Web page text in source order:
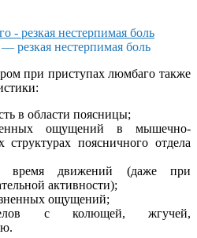
резкая нестерпимая боль
при приступах люмбаго также
в области поясницы;
ощущений в мышечно-
поясничного отдела
время движений (даже при
активности);
ощущений;
с колющей, жгучей,